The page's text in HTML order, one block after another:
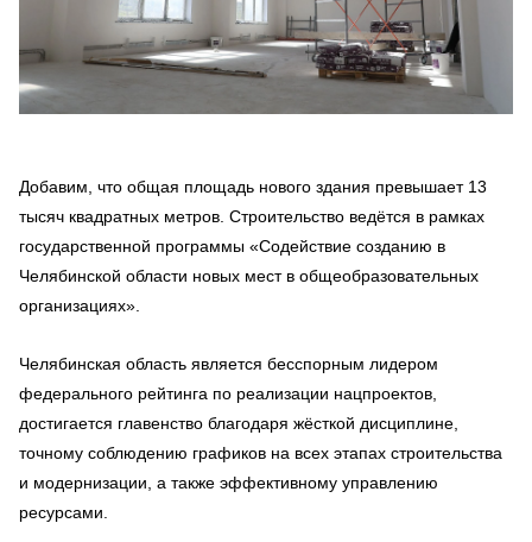
Добавим, что общая площадь нового здания превышает 13
тысяч квадратных метров. Строительство ведётся в рамках
государственной программы «Содействие созданию в
Челябинской области новых мест в общеобразовательных
организациях».
Челябинская область является бесспорным лидером
федерального рейтинга по реализации нацпроектов,
достигается главенство благодаря жёсткой дисциплине,
точному соблюдению графиков на всех этапах строительства
и модернизации, а также эффективному управлению
ресурсами.